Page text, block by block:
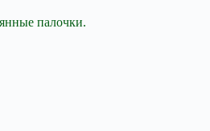
палочки.